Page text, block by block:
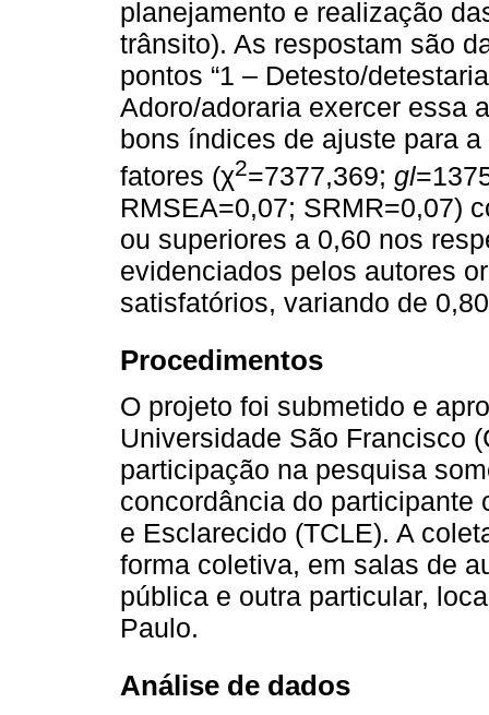
planejamento e realização
trânsito). As respostam são
pontos “1 – Detesto/
Adoro/adoraria exercer essa
bons índices de ajuste para
fatores (χ2=7377,369; gl
RMSEA=0,07; SRMR=0,07)
ou superiores a 0,60 nos
evidenciados pelos autores
satisfatórios, variando de
Procedimentos
O projeto foi submetido e
Universidade São Francisco
participação na pesquisa
concordância do participante
e Esclarecido (TCLE). A
forma coletiva, em salas de
pública e outra particular,
Paulo.
Análise de dados